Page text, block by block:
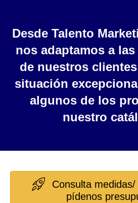
Desde Talento
nos adaptamos a
de nuestros
situación
algunos de los
nuestro
Consulta
pídenos